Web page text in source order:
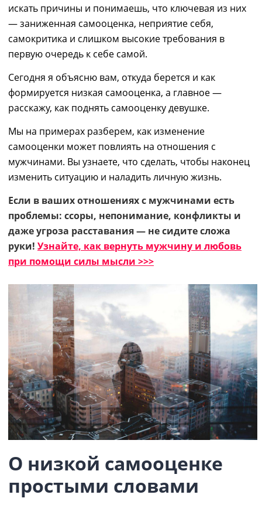
искать причины и понимаешь, что ключевая из них
— заниженная самооценка, неприятие себя,
самокритика и слишком высокие требования в
первую очередь к себе самой.
Сегодня я объясню вам, откуда берется и как
формируется низкая самооценка, а главное ―
расскажу, как поднять самооценку девушке.
Мы на примерах разберем, как изменение
самооценки можетповлиять на отношения с
мужчинами. Вы узнаете, что сделать, чтобы наконец
изменить ситуацию и наладить личную жизнь.
Если в ваших отношениях с мужчинами есть
проблемы: ссоры, непонимание, конфликты и
даже угроза расставания — не сидите сложа
руки! Узнайте, как вернуть мужчину и любовь
при помощи силы мысли >>>
О низкой самооценке
простыми словами